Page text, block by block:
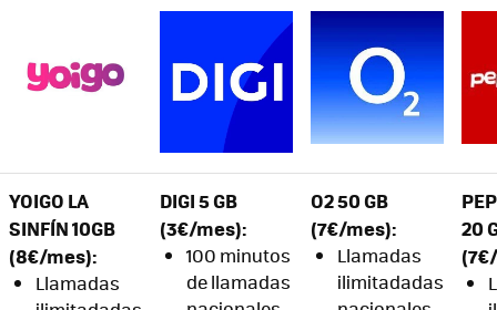
YOIGO LA
SINFÍN 10GB
(8€/mes):
Llamadas
DIGI 5 GB
(3€/mes):
100 minutos
de llamadas
O2 50 GB
(7€/mes):
Llamadas
ilimitadadas
20
(